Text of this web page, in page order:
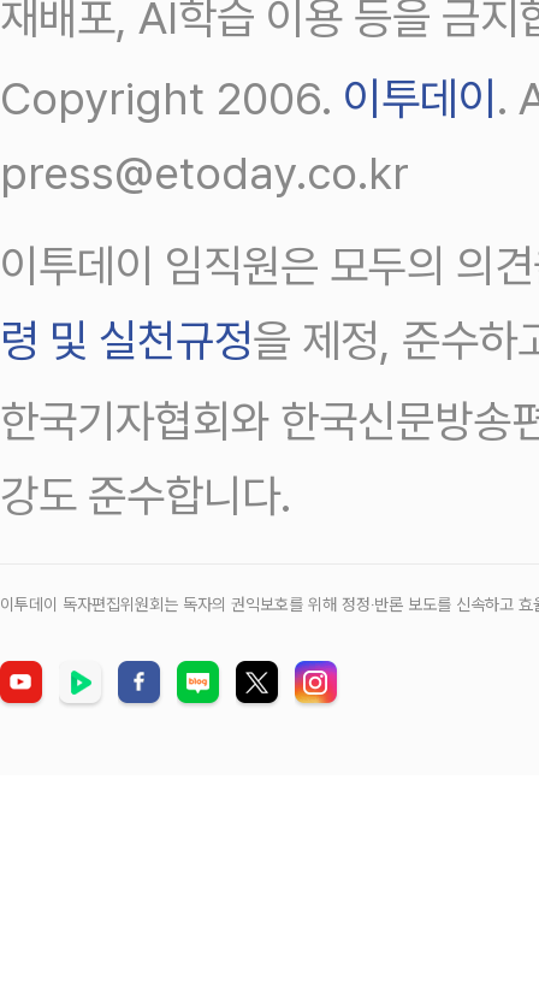
재배포, AI학습 이용 등을 금지
Copyright 2006. 이투데이.
press@etoday.co.kr
이투데이 임직원은 모두의 의
령 및 실천규정을 제정, 준수하
한국기자협회와 한국신문방송
강도 준수합니다.
이투데이 독자편집위원회는 독자의 권익보호를 위해 정정‧반론 보도를 신속하고